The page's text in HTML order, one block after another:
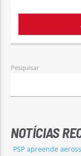
Pesquisar
NOTÍCIAS
PSP apreende